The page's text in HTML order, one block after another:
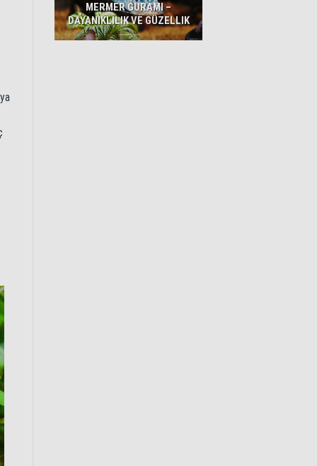
MERMER GURAMI –
DAYANIKLILIK VE GÜZELLIK